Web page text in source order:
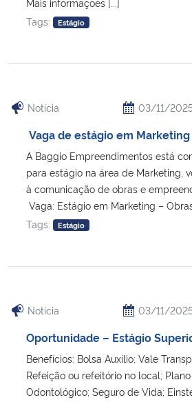
Tags:
Estágio
Notícia 03/11/
Vaga de estágio em Marketing
A Baggio Empreendimentos está
para estágio na área de Marketing,
à comunicação de obras e
Vaga: Estágio em Marketing –
Tags:
Estágio
Notícia 03/11/
Oportunidade – Estágio
Benefícios: Bolsa Auxílio; Vale
Refeição ou refeitório no local;
Odontológico; Seguro de Vida;